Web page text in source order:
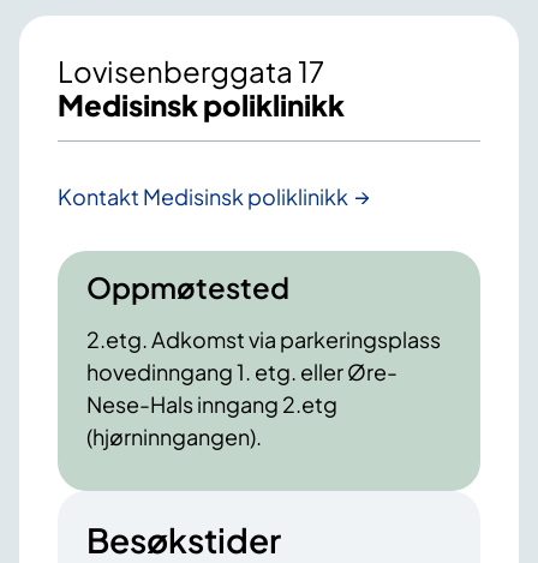
Lovisenberggata 17
Medisinsk poliklinikk
Kontakt Medisinsk poliklinikk
Oppmøtested
2.etg. Adkomst via parkeringsplass
hovedinngang 1. etg. eller Øre-
Nese-Hals inngang 2.etg
(hjørninngangen).
Besøkstider